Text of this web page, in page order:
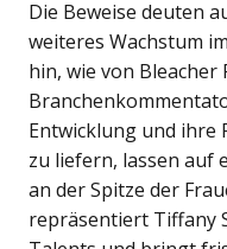
Die Beweise deuten
weiteres Wachstum
hin, wie von
Entwicklung und ihre
zu liefern, lassen auf
an der Spitze der
repräsentiert Tiffany